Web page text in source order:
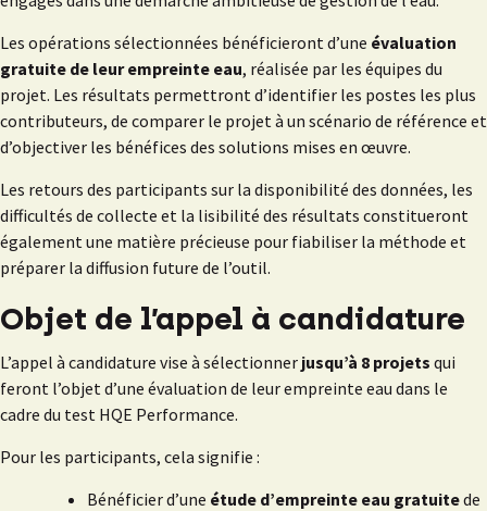
Les opérations sélectionnées bénéficieront d’une évaluation
gratuite de leur empreinte eau, réalisée par les équipes du
projet. Les résultats permettront d’identifier les postes les plus
contributeurs, de comparer le projet à un scénario de référence et
d’objectiver les bénéfices des solutions mises en œuvre.
Les retours des participants sur la disponibilité des données, les
difficultés de collecte et la lisibilité des résultats constitueront
également une matière précieuse pour fiabiliser la méthode et
préparer la diffusion future de l’outil.
Objet de l’appel à candidature
L’appel à candidature vise à sélectionner jusqu’à 8 projets qui
feront l’objet d’une évaluation de leur empreinte eau dans le
cadre du test HQE Performance.
Pour les participants, cela signifie :
Bénéficier d’une étude d’empreinte eau gratuitede